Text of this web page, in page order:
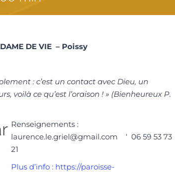
DE VIE – Poissy
: c’est un contact avec Dieu, un
voilà ce qu’est l’oraison ! » (Bienheureux P.
Renseignements :
laurence.le.griel@gmail.com ‘ 06 59 53 73
21
Plus d’info : https://paroisse-